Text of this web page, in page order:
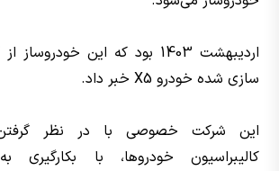
اردیبهشت 1403 بود که این
سازی شده خودرو X5 خبر داد.
این شرکت خصوصی با در نظر گرفتن
کالیبراسیون خودروها، با بکارگیری